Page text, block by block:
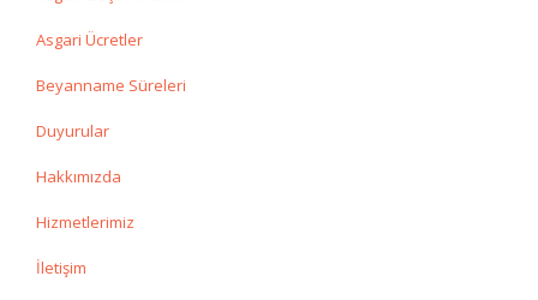
Asgari Ücretler
Beyanname Süreleri
Duyurular
Hakkımızda
Hizmetlerimiz
İletişim